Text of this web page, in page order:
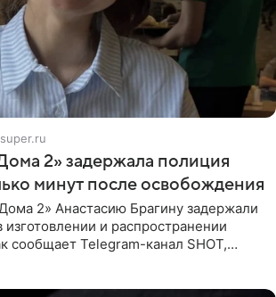
super.ru
2» задержала полиция
минут после освобождения
2» Анастасию Брагину задержали
и распространении
сообщает Telegram-канал SHOT,